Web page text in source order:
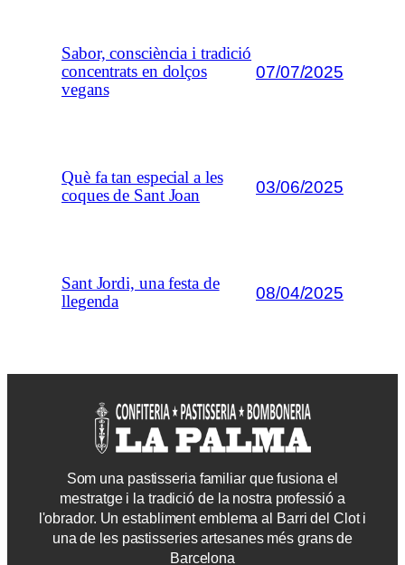
Sabor, consciència i tradició
concentrats en dolços
vegans
07/07/2025
Què fa tan especial a les
coques de Sant Joan
03/06/2025
Sant Jordi, una festa de
llegenda
08/04/2025
Som una pastisseria familiar que fusiona el
mestratge i la tradició de la nostra professió a
l'obrador. Un establiment emblema al Barri del Clot i
una de les pastisseries artesanes més grans de
Barcelona